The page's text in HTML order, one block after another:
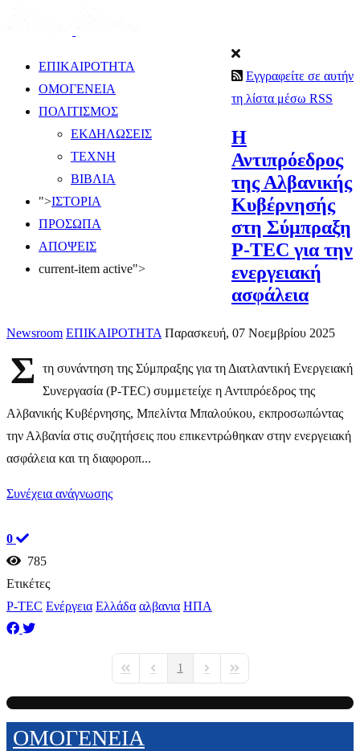
ΕΠΙΚΑΙΡΟΤΗΤΑ
ΟΜΟΓΕΝΕΙΑ
ΠΟΛΙΤΙΣΜΟΣ
ΕΚΔΗΛΩΣΕΙΣ
ΤΕΧΝΗ
ΒΙΒΛΙΑ
">ΙΣΤΟΡΙΑ
ΠΡΟΣΩΠΑ
ΑΠΟΨΕΙΣ
current-item active">
Εγγραφείτε σε αυτήν
τη λίστα μέσω RSS
Η
Αντιπρόεδρος
της Αλβανικής
Κυβέρνησής
στη Σύμπραξη
P-TEC για την
ενεργειακή
ασφάλεια
Newsroom ΕΠΙΚΑΙΡΟΤΗΤΑ Παρασκευή, 07 Νοεμβρίου 2025
Σ
τη συνάντηση της Σύμπραξης για τη Διατλαντική Ενεργειακή
Συνεργασία (P-TEC) συμμετείχε η Αντιπρόεδρος της
Αλβανικής Κυβέρνησης, Μπελίντα Μπαλούκου, εκπροσωπώντας
την Αλβανία στις συζητήσεις που επικεντρώθηκαν στην ενεργειακή
ασφάλεια και τη διαφοροπ...
Συνέχεια ανάγνωσης
0
785
Ετικέτες
P-TEC Ενέργεια Ελλάδα αλβανια ΗΠΑ
First PagePrevious Page
1
Next PageLast Page
ΟΜΟΓΕΝΕΙΑ